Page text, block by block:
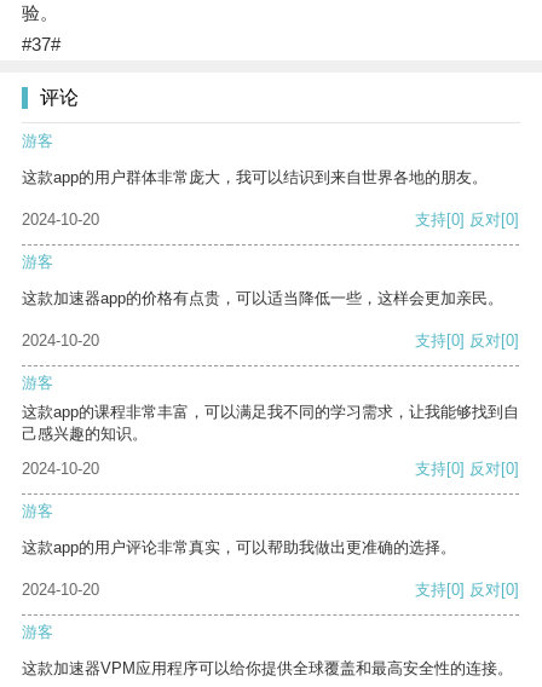
验。
#37#
评论
游客
这款app的用户群体非常庞大，我可以结识到来自世界各地的朋友。
2024-10-20 支持[0] 反对[0]
游客
这款加速器app的价格有点贵，可以适当降低一些，这样会更加亲民。
2024-10-20 支持[0] 反对[0]
游客
这款app的课程非常丰富，可以满足我不同的学习需求，让我能够找到自
己感兴趣的知识。
2024-10-20
支持[0] 反对[0]
游客
这款app的用户评论非常真实，可以帮助我做出更准确的选择。
2024-10-20 支持[0] 反对[0]
游客
这款加速器VPM应用程序可以给你提供全球覆盖和最高安全性的连接。